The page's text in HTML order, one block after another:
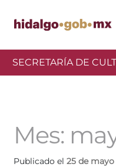
SECRETARÍA DE
Mes:
Publicado el 25 de